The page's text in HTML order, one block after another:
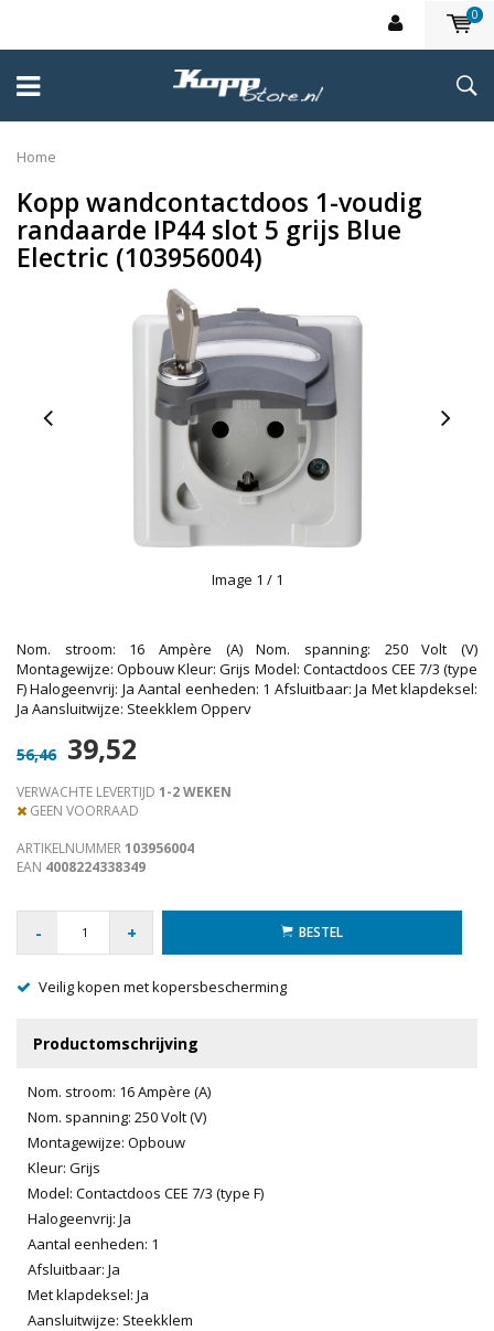
0
Home
Kopp wandcontactdoos 1-voudig
randaarde IP44 slot 5 grijs Blue
Electric (103956004)
Image 1 / 1
Nom. stroom: 16 Ampère (A) Nom. spanning: 250 Volt (V)
Montagewijze: Opbouw Kleur: Grijs Model: Contactdoos CEE 7/3 (type
F) Halogeenvrij: Ja Aantal eenheden: 1 Afsluitbaar: Ja Met klapdeksel:
Ja Aansluitwijze: Steekklem Opperv
56,46 39,52
VERWACHTE LEVERTIJD 1-2 WEKEN
GEEN VOORRAAD
ARTIKELNUMMER103956004
EAN 4008224338349
- + BESTEL
Veilig kopen met kopersbescherming
Productomschrijving
Nom. stroom: 16 Ampère (A)
Nom. spanning: 250 Volt (V)
Montagewijze: Opbouw
Kleur: Grijs
Model: Contactdoos CEE 7/3 (type F)
Halogeenvrij: Ja
Aantal eenheden: 1
Afsluitbaar: Ja
Met klapdeksel: Ja
Aansluitwijze: Steekklem